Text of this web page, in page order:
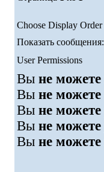
Choose Display Order
Показать сообщения:
User Permissions
Вы не можете
Вы не можете
Вы не можете
Вы не можете
Вы не можете